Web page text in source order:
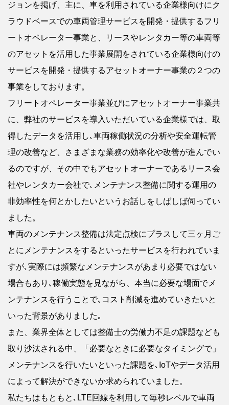
ジョンを掲げ、主に、車を利用されている企業様向けにク
ラウドベースでの車両管理サービスを開発・提供するフリ
ートオペレーター事業と、リースやレンタカー等の車両等
のアセットを活用した事業展開をされている企業様向けの
サービスを開発・提供するアセットオーナー事業の２つの
事業をしております。
フリートオペレーター事業並びにアセットオーナー事業共
に、弊社のサービスを導入いただいている企業様では、取
得したデータを活用し､車両稼働状況の分析や安全運転管
理の改善など、さまざまな業務の効率化や改善が進んでい
るのですが、その中でもアセットオーナーであるリース会
社やレンタカー会社で､メンテナンス整備に関する運用の
非効率性を何とかしたいというお話しをしばしば伺ってい
ました。
車両のメンテナンス整備は法定点検にプラスして三ヶ月ご
とにメンテナンスをするといったサービスを行われていま
すが､実際には頻繁なメンテナンスがあまり必要ではない
場合もあり､稼働実態を見ながら、本当に必要な場面でメ
ンテナンスを行うことで､コスト削減を進めていきたいと
いった背景がありました｡
また、業界全体としては整備士の労働力不足の課題なども
取り沙汰される中、「必要なときに必要なタイミングで」
メンテナンスを行いたいといった課題を､IoTやデータ活用
によって解決ができないか求められていました。
私たちはもともと､LTE回線を利用して毎秒レベルで車両